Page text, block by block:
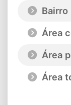
Bairro
Área
Área
Área